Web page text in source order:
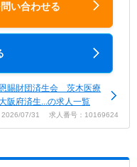
い合わせる
賜財団済生会 茨木医療
阪府済生...の求人一覧
2026/07/31 求人番号：10169624